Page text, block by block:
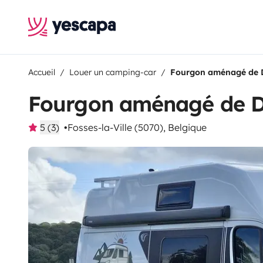
Accueil Louer un camping-car Fourgon aménagé de
Fourgon aménagé de
5 (3) Fosses-la-Ville (5070), Belgique